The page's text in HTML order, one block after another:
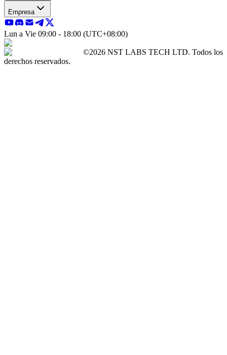
Empresa
Lun a Vie 09:00 - 18:00 (UTC+08:00)
©2026 NST LABS TECH LTD. Todos los
derechos reservados.